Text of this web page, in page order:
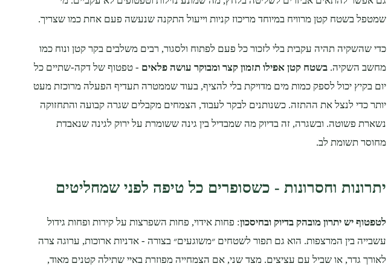
שמטפל בשטח קטן מרוויח במיוחד מריכוז קניות וייעול התקנה שנעשה פעם אחת כמו שצריך.
כדי שהשקיה תהיה עקבית בלי לזכור כל פעם לפתוח ולסגור, רבים משלבים בקר קטן ונוח כמו
מחשב השקיה. בשטח קטן אפילו תזמון קצר ומבוקר עושה פלאים - טפטוף של דקה‑שתיים כל
יום בקיץ יכול לספק כמות מים מדויקת בלי להציף, בעוד שממטרה תעדיף הפעלה מרוכזת מעט
יותר כדי לנצל את ההתזה. כשנותנים לבקר לעבוד, הצמחים מקבלים שגרה קבועה והתחזוקה
נשארת פשוטה. ובשגרה, זה בדיוק מה שמבדיל בין גינה ששומרת על ירוק לגינה שנאבדת
מחוסר תשומת לב.
יתרונות וחסרונות - כשסופרים כל טיפה לפני שמחליטים
לטפטוף יש יתרון מובהק בדיוק ובחיסכון: פחות אידוי, פחות השפרצות על קירות ופחות גידול
עשבייה בין המרצפות. הוא גם תפור לשטחים ״משוגעים״ בצורה - אדניות ארוכות, ערוגה צרה
לאורך גדר, או שביל עם עציצים. מצד שני, אם הצמחייה מפוזרת באיי שתילה קטנים מאוד,